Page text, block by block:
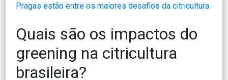
Pragas estão entre os maiores desafios da citricultura
Quais são os impactos do
greening na citricultura
brasileira?